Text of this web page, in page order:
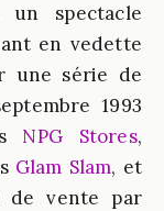
un spectacle
en vedette
une série de
1993
NPG Stores,
Glam Slam, et
de vente par